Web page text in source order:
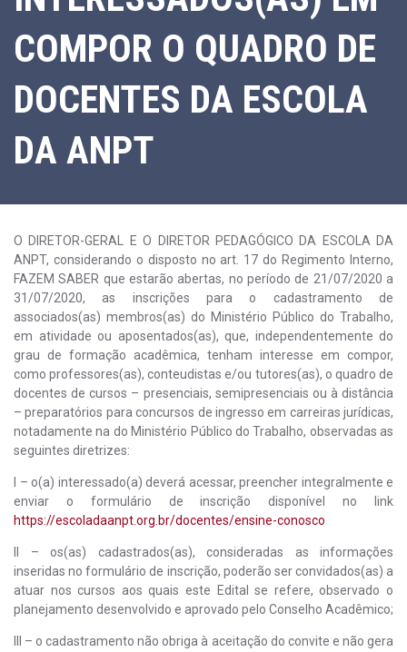
COMPOR O QUADRO DE
DOCENTES DA ESCOLA
DA ANPT
O DIRETOR-GERAL E O DIRETOR PEDAGÓGICO DA ESCOLA DA
ANPT, considerando o disposto no art. 17 do Regimento Interno,
FAZEM SABER que estarão abertas, no período de 21/07/2020 a
31/07/2020, as inscrições para o cadastramento de
associados(as) membros(as) do Ministério Público do Trabalho,
em atividade ou aposentados(as), que, independentemente do
grau de formação acadêmica, tenham interesse em compor,
como professores(as), conteudistas e/ou tutores(as), o quadro de
docentes de cursos – presenciais, semipresenciais ou à distância
– preparatórios para concursos de ingresso em carreiras jurídicas,
notadamente na do Ministério Público do Trabalho, observadas as
seguintes diretrizes:
I – o(a) interessado(a) deverá acessar, preencher integralmente e
enviar o formulário de inscrição disponível no link
https://escoladaanpt.org.br/docentes/ensine-conosco
II – os(as) cadastrados(as), consideradas as informações
inseridas no formulário de inscrição, poderão ser convidados(as) a
atuar nos cursos aos quais este Edital se refere, observado o
planejamento desenvolvido e aprovado pelo Conselho Acadêmico;
III – o cadastramento não obriga à aceitação do convite e não gera